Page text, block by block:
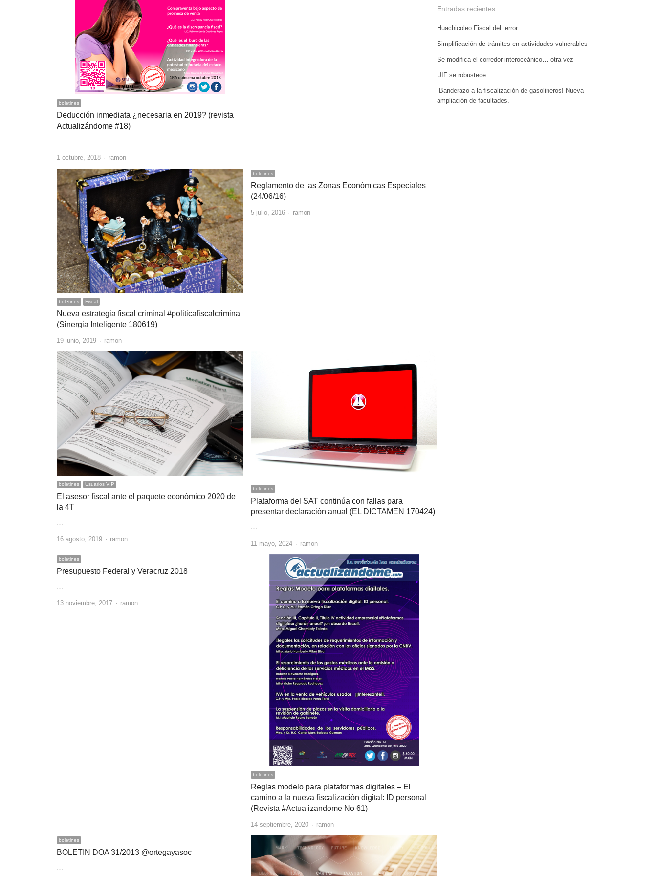
boletines
Deducción inmediata ¿necesaria en 2019? (revista
Actualizándome #18)
…
1 octubre, 2018 Author
ramon
boletines Fiscal
Nueva estrategia fiscal criminal #politicafiscalcriminal
(Sinergia Inteligente 180619)
19 junio, 2019 Author
ramon
boletines
Reglamento de las Zonas Económicas Especiales
(24/06/16)
5 julio, 2016 Author
ramon
boletines Usuarios VIP
El asesor fiscal ante el paquete económico 2020 de
la 4T
…
16 agosto, 2019 Author
ramon
boletines
Plataforma del SAT continúa con fallas para
presentar declaración anual (EL DICTAMEN 170424)
11 mayo, 2024 Author
ramon
boletines
Presupuesto Federal y Veracruz 2018
13 noviembre, 2017 Author
ramon
boletines
Reglas modelo para plataformas digitales – El
camino a la nueva fiscalización digital: ID personal
(Revista #Actualizandome No 61)
14 septiembre, 2020 Author
ramon
boletines
BOLETIN DOA 31/2013 @ortegayasoc
Entradas recientes
Huachicoleo Fiscal del terror.
Simplificación de trámites en actividades vulnerables
Se modifica el corredor interoceánico… otra vez
UIF se robustece
¡Banderazo a la fiscalización de gasolineros! Nueva
ampliación de facultades.